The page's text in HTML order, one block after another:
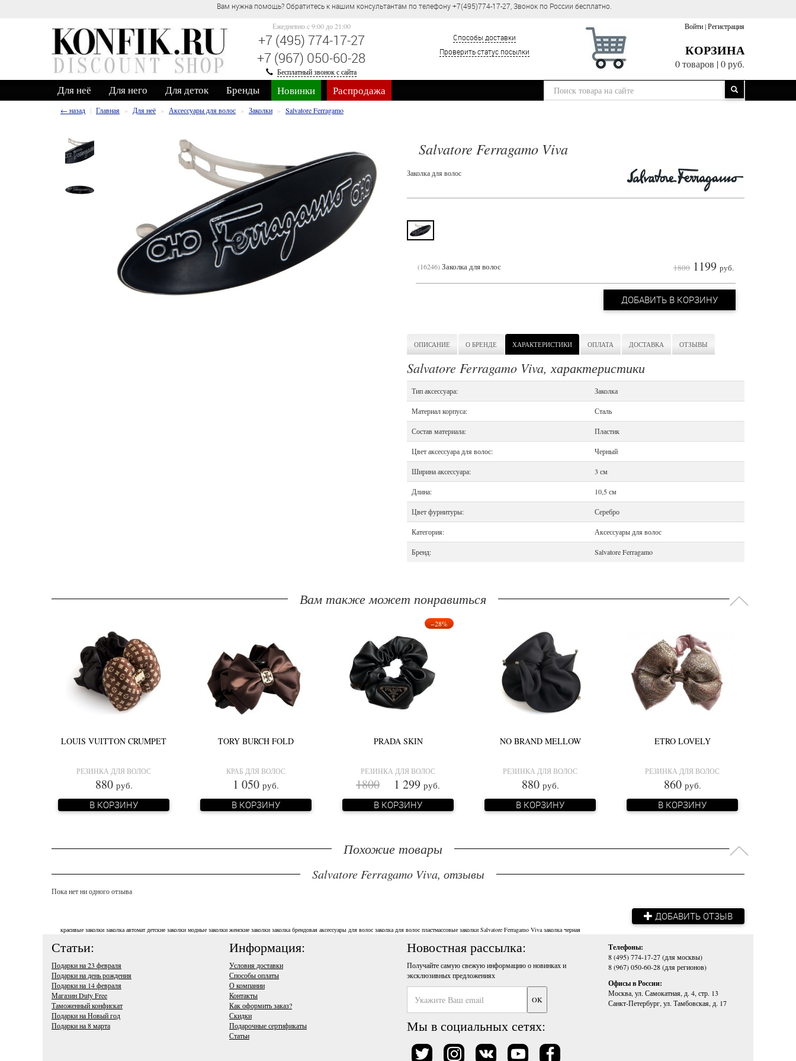
Оптово-розничный магазин парфюмерии и косметики KONFIK.RU, ВЫГОДНЫЕ ЦЕНЫ!!!
Ежедневно c 9:00 до 21:00
+7 (495) 774-17-27
+7 (967) 050-60-28
Бесплатный звонок с сайта
Способы доставки
Проверить статус посылки
Войти|Регистрация
КОРЗИНА
0 товаров |0 руб.
Для неё Для него Для деток Бренды Новинки Распродажа
← назад Главная Для неё Аксессуары для волос Заколки Salvatore Ferragamo
Salvatore Ferragamo Viva
Заколка для волос
16246 Заколка для волос 1800 1199 руб.
ДОБАВИТЬ В КОРЗИНУ
ОПИСАНИЕ О БРЕНДЕ ХАРАКТЕРИСТИКИ ОПЛАТА ДОСТАВКА ОТЗЫВЫ
Salvatore Ferragamo Viva, характеристики
Тип аксессуара: Заколка
Материал корпуса: Сталь
Состав материала: Пластик
Цвет аксессуара для волос: Черный
Ширина аксессуара: 3 см
Длина: 10,5 см
Цвет фурнитуры: Серебро
Категория: Аксессуары для волос
Бренд: Salvatore Ferragamo
Вам также может понравиться
LOUIS VUITTON CRUMPET
РЕЗИНКА ДЛЯ ВОЛОС
880 руб.
В КОРЗИНУ
TORY BURCH FOLD
КРАБ ДЛЯ ВОЛОС
1 050 руб.
В КОРЗИНУ
−28%
PRADA SKIN
РЕЗИНКА ДЛЯ ВОЛОС
1800 1 299 руб.
В КОРЗИНУ
NO BRAND MELLOW
РЕЗИНКА ДЛЯ ВОЛОС
880 руб.
В КОРЗИНУ
ETRO LOVELY
РЕЗИНКА ДЛЯ ВОЛОС
860 руб.
В КОРЗИНУ
Похожие товары
Salvatore Ferragamo Viva, отзывы
Пока нет ни одного отзыва
ДОБАВИТЬ ОТЗЫВ
красивые заколки заколка автомат детские заколки модные заколки женские заколки заколка брендовая аксессуары для волос заколка для волос пластмассовые заколки Salvatore Ferragamo Viva заколка черная
Статьи:
Подарки на 23 февраля
Подарки на день рождения
Подарки на 14 февраля
Магазин Duty Free
Таможенный конфискат
Подарки на Новый год
Подарки на 8 марта
Информация:
Условия доставки
Способы оплаты
О компании
Контакты
Как оформить заказ?
Скидки
Подарочные сертификаты
Статьи
Новостная рассылка:
Получайте самую свежую информацию о новинках и
эксклюзивных предложениях
Мы в социальных сетях:
Телефоны:
8 (495) 774-17-27 (для москвы)
8 (967) 050-60-28 (для регионов)
Офисы в России:
Москва, ул. Самокатная, д. 4, стр. 13
Санкт-Петербург, ул. Тамбовская, д. 17